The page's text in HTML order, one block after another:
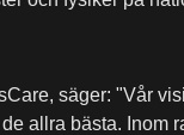
säger: "Vår
allra bästa. Inom